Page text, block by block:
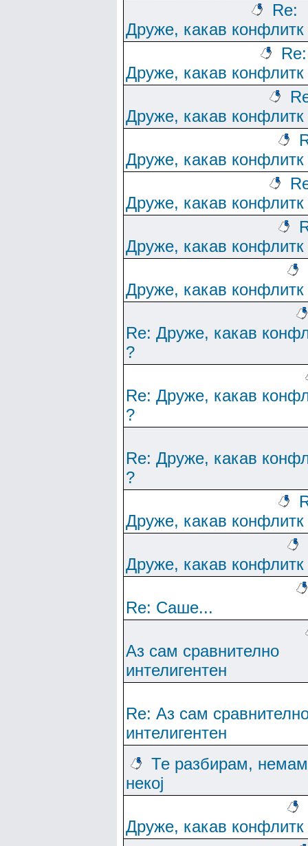
Re:
Друже, какав конфлитк
Re:
Друже, какав конфлитк
Друже, какав конфлитк
Друже, какав конфлитк
Друже, какав конфлитк
Друже, какав конфлитк
Друже, какав конфлитк
Re: Друже, какав
?
Re: Друже, какав
?
Re: Друже, какав
?
Друже, какав конфлитк
Друже, какав конфлитк
Re: Саше...
Аз сам сравнително
интелигентен
Re: Аз сам
интелигентен
Те разбирам, немам
некој
Друже, какав конфлитк